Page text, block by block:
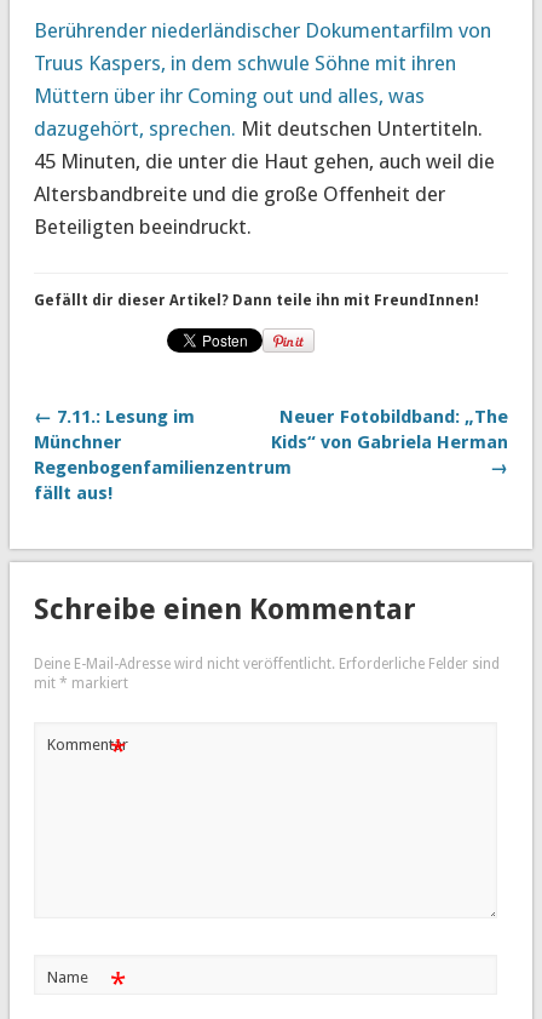
Berührender niederländischer Dokumentarfilm von
Truus Kaspers, in dem schwule Söhne mit ihren
Müttern über ihr Coming out und alles, was
dazugehört, sprechen. Mit deutschen Untertiteln.
45 Minuten, die unter die Haut gehen, auch weil die
Altersbandbreite und die große Offenheit der
Beteiligten beeindruckt.
Gefällt dir dieser Artikel? Dann teile ihn mit FreundInnen!
← 7.11.: Lesung im
Münchner
Regenbogenfamilienzentrum
fällt aus!
Neuer Fotobildband: „The
Kids“ von Gabriela Herman
→
Schreibe einen Kommentar
Deine E-Mail-Adresse wird nicht veröffentlicht. Erforderliche Felder sind
mit * markiert
Kommentar
*
Name *